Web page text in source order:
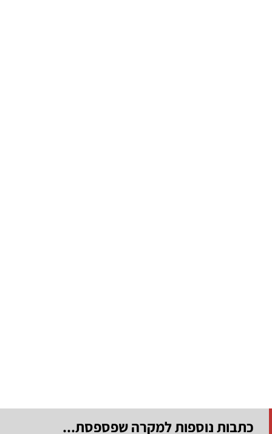
כתבות נוספות למקרה שפספסת...